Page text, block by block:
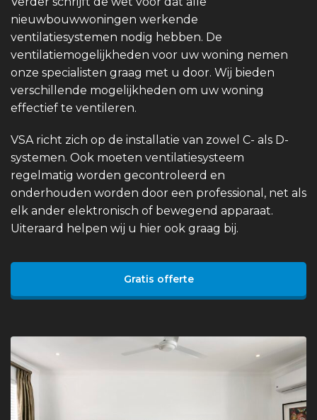
nieuwbouwwoningen werkende
ventilatiesystemen nodig hebben. De
ventilatiemogelijkheden voor uw woning nemen
onze specialisten graag met u door. Wij bieden
verschillende mogelijkheden om uw woning
effectief te ventileren.
VSA richt zich op de installatie van zowel C- als D-
systemen. Ook moeten ventilatiesysteem
regelmatig worden gecontroleerd en
onderhouden worden door een professional, net als
elk ander elektronisch of bewegend apparaat.
Uiteraard helpen wij u hier ook graag bij.
Gratis offerte